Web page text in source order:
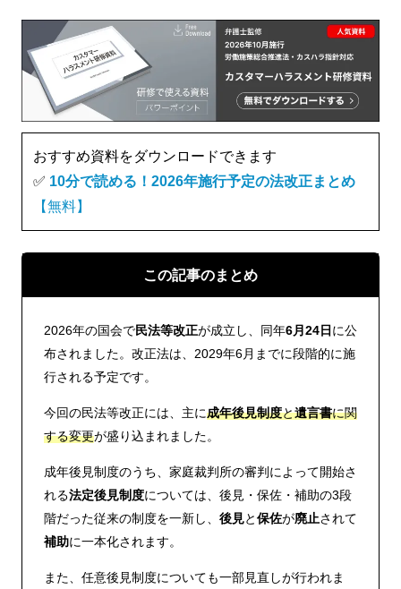
a
c
e
b
o
k
おすすめ資料をダウンロードできます
✅ 10分で読める！2026年施行予定の法改正まとめ
【無料】
この記事のまとめ
2026年の国会で民法等改正が成立し、同年6月24日に公
布されました。改正法は、2029年6月までに段階的に施
行される予定です。
今回の民法等改正には、主に成年後見制度と遺言書に関
する変更が盛り込まれました。
成年後見制度のうち、家庭裁判所の審判によって開始さ
れる法定後見制度については、後見・保佐・補助の3段
階だった従来の制度を一新し、 後見と保佐が廃止されて
補助に一本化されます。
また、任意後見制度についても一部見直しが行われま